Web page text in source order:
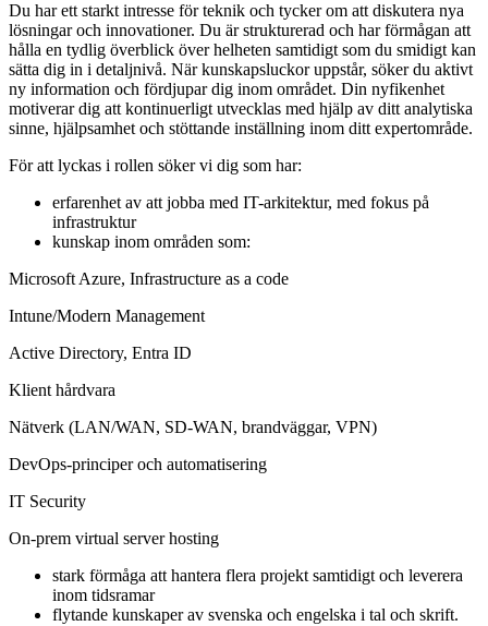
Du har ett starkt intresse för teknik och tycker om att diskutera nya
lösningar och innovationer. Du är strukturerad och har förmågan att
hålla en tydlig överblick över helheten samtidigt som du smidigt kan
sätta dig in i detaljnivå. När kunskapsluckor uppstår, söker du aktivt
ny information och fördjupar dig inom området. Din nyfikenhet
motiverar dig att kontinuerligt utvecklas med hjälp av ditt analytiska
sinne, hjälpsamhet och stöttande inställning inom ditt expertområde.
För att lyckas i rollen söker vi dig som har:
erfarenhet av att jobba med IT-arkitektur, med fokus på
infrastruktur
kunskap inom områden som:
Microsoft Azure, Infrastructure as a code
Intune/Modern Management
Active Directory, Entra ID
Klient hårdvara
Nätverk (LAN/WAN, SD-WAN, brandväggar, VPN)
DevOps-principer och automatisering
IT Security
On-prem virtual server hosting
stark förmåga att hantera flera projekt samtidigt och leverera
inom tidsramar
flytande kunskaper av svenska och engelska i tal och skrift.